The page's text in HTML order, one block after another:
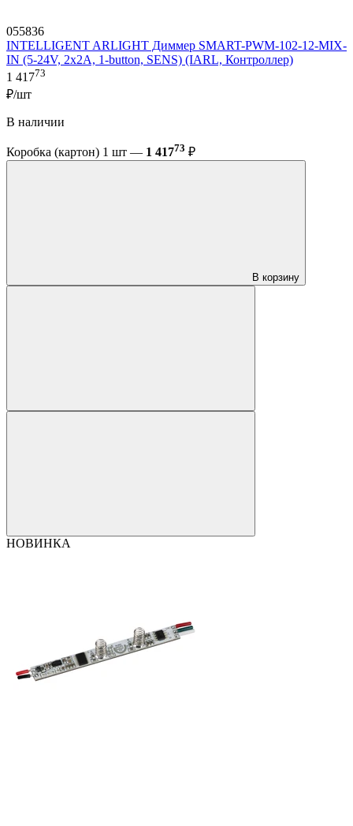
055836
INTELLIGENT ARLIGHT Диммер SMART-PWM-102-12-MIX-
IN (5-24V, 2x2A, 1-button, SENS) (IARL, Контроллер)
1 41773
₽/шт
В наличии
Коробка (картон) 1 шт — 1 41773 ₽
В корзину
НОВИНКА